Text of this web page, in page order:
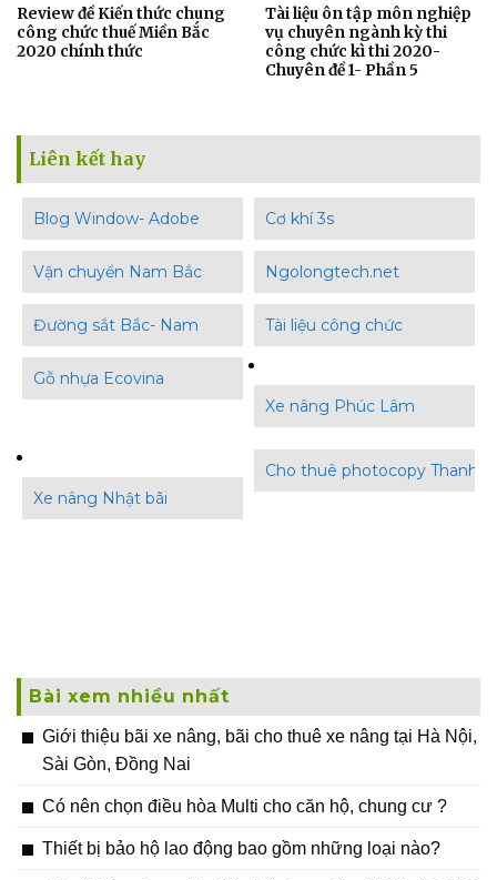
Review đề Kiến thức chung
công chức thuế Miền Bắc
2020 chính thức
Tài liệu ôn tập môn nghiệp
vụ chuyên ngành kỳ thi
công chức kì thi 2020-
Chuyên đề 1- Phần 5
Liên kết hay
Blog Window- Adobe Cơ khí 3s
Vận chuyển Nam Bắc Ngolongtech.net
Đường sắt Bắc- Nam Tài liệu công chức
Gỗ nhựa Ecovina
Xe nâng Phúc Lâm
Xe nâng Nhật bãi
Cho thuê photocopy Thanh
Bài xem nhiều nhất
Giới thiệu bãi xe nâng, bãi cho thuê xe nâng tại Hà Nội,
Sài Gòn, Đồng Nai
Có nên chọn điều hòa Multi cho căn hộ, chung cư ?
Thiết bị bảo hộ lao động bao gồm những loại nào?